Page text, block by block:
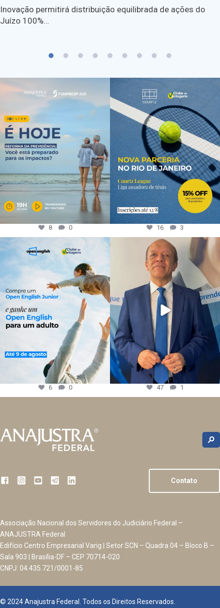
Inovação permitirá distribuição equilibrada de ações do
Juízo 100%…
8 0 16 3
6 0 47 1
Contato
Associação Nacional dos Servidores do Judiciário Federal –
ANAJUSTRA Federal
Edifício Centro Empresarial Varig | Setor SCN – Quadra 04 – Bloco B –
Sala 903 | Brasília-DF – CEP 70714-020
CNPJ: 04.435.721/0001-85
© 2024 Anajustra Federal. Todos os Direitos Reservados.